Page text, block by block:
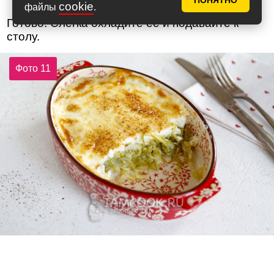
файлы cookie.
Готово. Слегка охладите ее и подавайте к
столу.
Фото 11